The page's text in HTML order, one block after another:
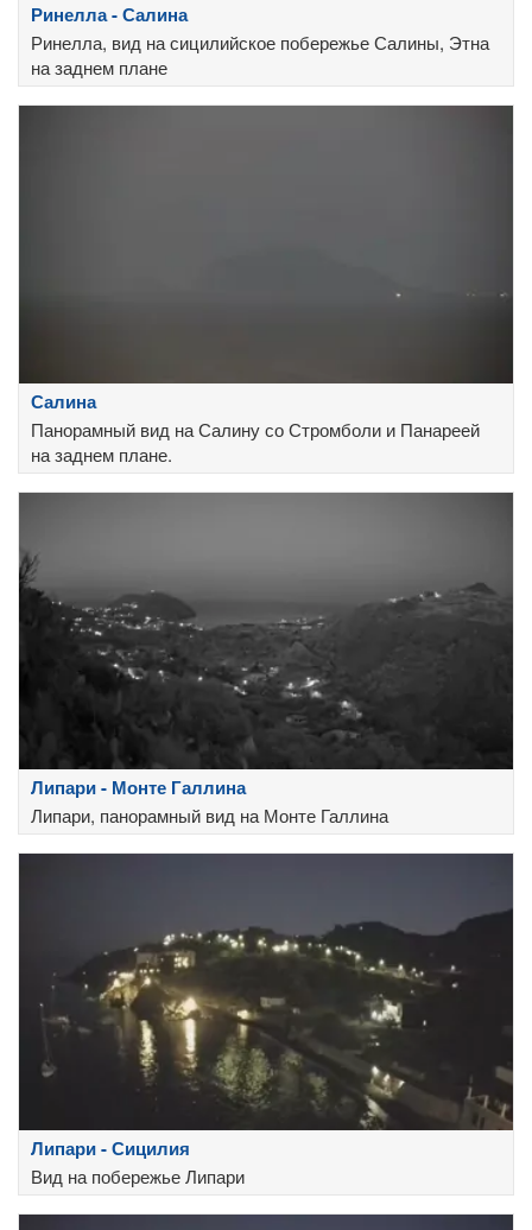
Ринелла - Салина
Ринелла, вид на сицилийское побережье Салины, Этна
на заднем плане
Салина
Панорамный вид на Салину со Стромболи и Панареей
на заднем плане.
Липари - Монте Галлина
Липари, панорамный вид на Монте Галлина
Липари - Сицилия
Вид на побережье Липари